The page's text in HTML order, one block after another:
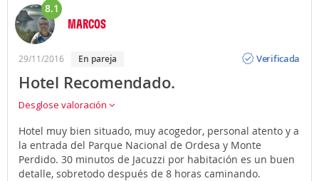
8.1
MARCOS
29/11/2016 en pareja
Verificada
Hotel Recomendado.
Desglose valoración
Hotel muy bien situado, muy acogedor, personal atento y a
la entrada del Parque Nacional de Ordesa y Monte
Perdido. 30 minutos de Jacuzzi por habitación es un buen
detalle, sobretodo después de 8 horas caminando.